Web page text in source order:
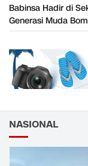
Babinsa Hadir di
Generasi Muda
NASIONAL